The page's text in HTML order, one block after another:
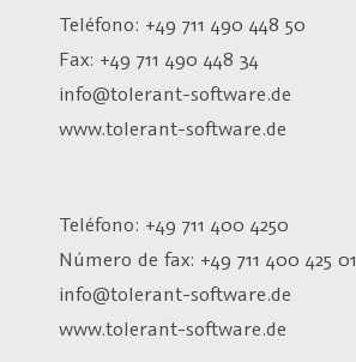
Teléfono: +49 711 490 448 50
Fax: +49 711 490 448 34
info@tolerant-software.de
www.tolerant-software.de
Teléfono: +49 711 400 4250
Número de fax: +49 711 400 425 01
info@tolerant-software.de
www.tolerant-software.de